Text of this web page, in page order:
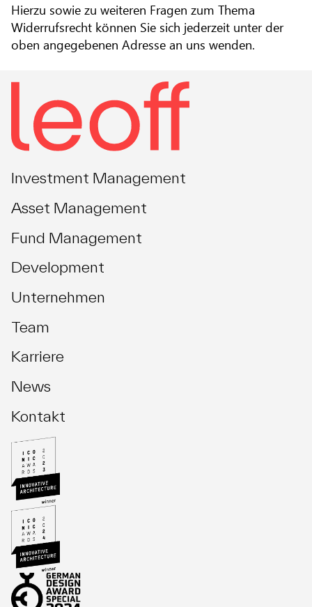
Investment Management
Asset Management
Fund Management
Development
Hierzu sowie zu weiteren Fragen zum Thema
Widerrufsrecht können Sie sich jederzeit unter der
oben angegebenen Adresse an uns wenden.
Investment Management
Asset Management
Fund Management
Development
Unternehmen
Team
Karriere
News
Kontakt